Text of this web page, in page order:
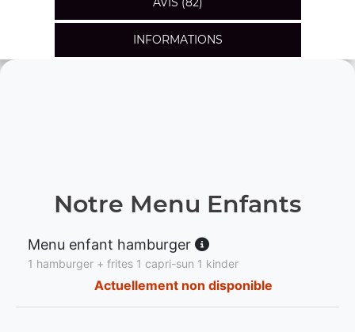
INFORMATIONS
Notre Menu Enfants
Menu enfant hamburger
1 hamburger + frites 1 capri-sun 1 kinder
Actuellement non disponible